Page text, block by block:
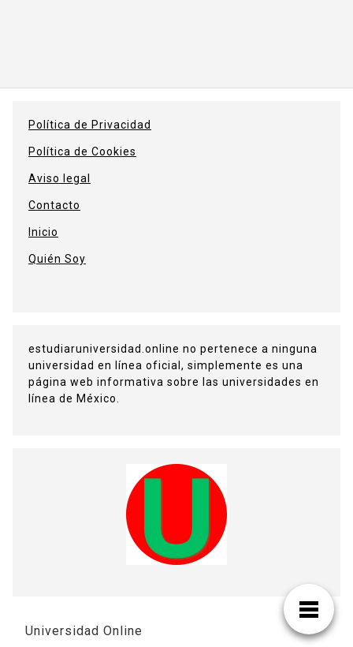
Política de Privacidad
Política de Cookies
Aviso legal
Contacto
Inicio
Quién Soy
estudiaruniversidad.online no pertenece a ninguna
universidad en línea oficial, simplemente es una
página web informativa sobre las universidades en
línea de México.
Universidad Online